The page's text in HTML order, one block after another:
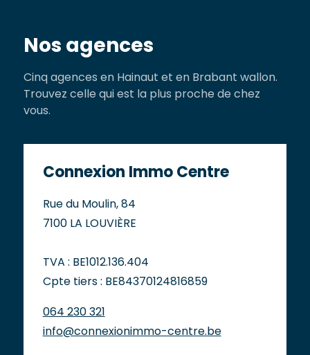
Nos agences
Cinq agences en Hainaut et en Brabant wallon.
Trouvez celle qui est la plus proche de chez
vous.
Connexion Immo Centre
Rue du Moulin, 84
7100 LA LOUVIÈRE
TVA : BE1012.136.404
Cpte tiers : BE84370124816859
064 230 321
info@connexionimmo-centre.be